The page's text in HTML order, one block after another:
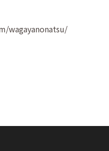
wagayanonatsu/